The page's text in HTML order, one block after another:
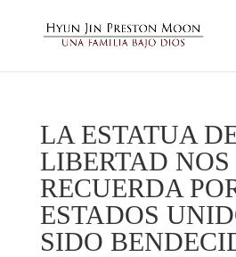
LA ESTATUA
LIBERTAD NOS
RECUERDA
ESTADOS
SIDO